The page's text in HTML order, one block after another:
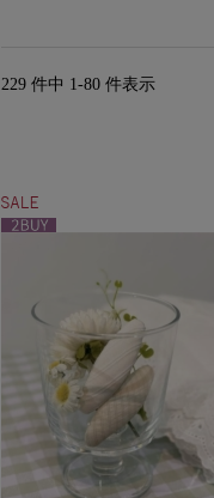
229 件中 1-80 件表示